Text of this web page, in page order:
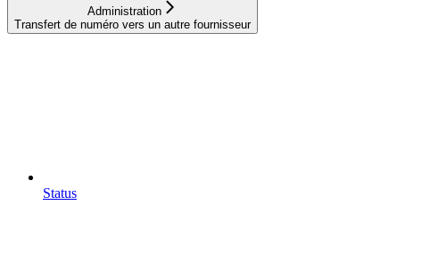
Administration
Transfert de numéro vers un autre fournisseur
Status